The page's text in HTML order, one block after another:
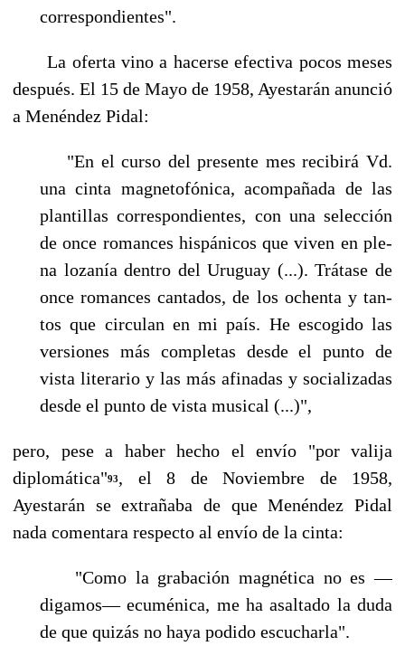
correspondientes".
La oferta vino a hacerse efectiva pocos meses
después. El 15 de Mayo de 1958, Ayestarán anunció
a Menéndez Pidal:
"En el curso del presente mes recibirá Vd.
una cinta magnetofónica, acompañada de las
plantillas correspondientes, con una selección
de once romances hispánicos que viven en ple­
na lozanía dentro del Uruguay (...). Trátase de
once romances cantados, de los ochenta y tan­
tos que circulan en mi país. He escogido las
versiones más completas desde el punto de
vista literario y las más afinadas y socializadas
desde el punto de vista musical (...)",
pero, pese a haber hecho el envío "por valija
diplomática"93, el 8 de Noviembre de 1958,
Ayestarán se extrañaba de que Menéndez Pidal
nada comentara respecto al envío de la cinta:
"Como la grabación magnética no es —
digamos— ecuménica, me ha asaltado la duda
de que quizás no haya podido escucharla".